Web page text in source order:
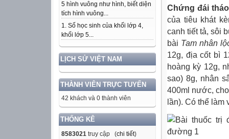
5 hình vuông như hình, biết diện
tích hình vuông...
1. Số học sinh của khối lớp 4,
khối lớp 5...
LỊCH SỬ VIỆT NAM
THÀNH VIÊN TRỰC TUYẾN
42 khách và 0 thành viên
THỐNG KÊ
8583021 truy cập (chi tiết)
Chứng đái
của tiêu khát
canh tiết tả, sôi
bài Tam nhân
12g, địa cốt bì
hoàng kỳ 12g,
sao) 8g, nhân
400ml nước,
lần). Có thể làm